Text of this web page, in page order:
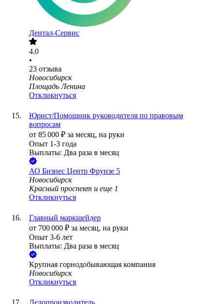
Дентал-Сервис
4.0
•
23 отзыва
Новосибирск
Площадь Ленина
Откликнуться
Юрист/Помощник руководителя по правовым
вопросам
от 85 000 ₽ за месяц, на руки
Опыт 1-3 года
Выплаты: Два раза в месяц
АО Бизнес Центр Фрунзе 5
Новосибирск
Красный проспект и еще 1
Откликнуться
Главный маркшейдер
от 700 000 ₽ за месяц, на руки
Опыт 3-6 лет
Выплаты: Два раза в месяц
Крупная горнодобывающая компания
Новосибирск
Откликнуться